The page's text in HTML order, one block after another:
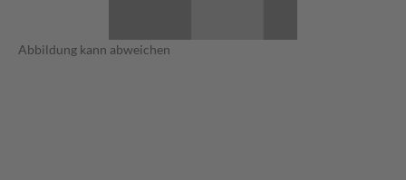
Abbildung kann abweichen